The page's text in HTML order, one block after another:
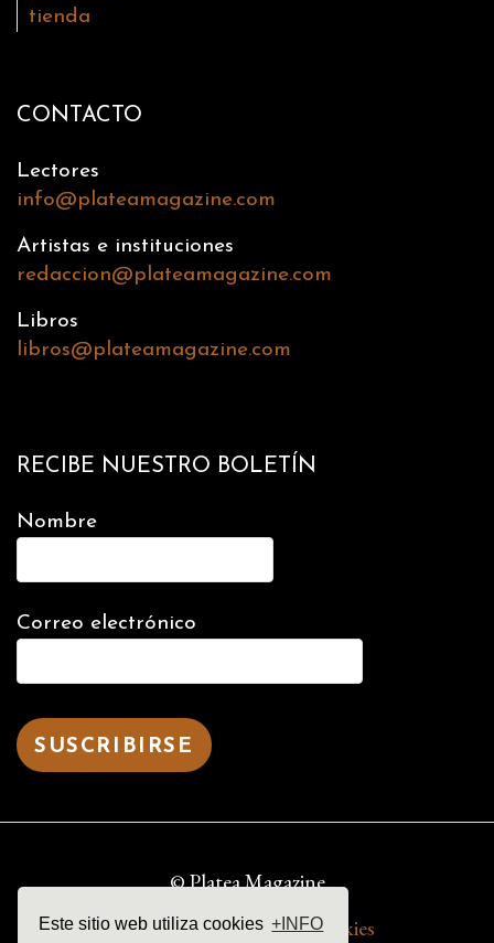
Este sitio web utiliza cookies +INFO
tienda
CONTACTO
Lectores
info@plateamagazine.com
Artistas e instituciones
redaccion@plateamagazine.com
Libros
libros@plateamagazine.com
RECIBE NUESTRO BOLETÍN
Nombre
Correo electrónico
© Platea Magazine
aviso legal | política de cookies